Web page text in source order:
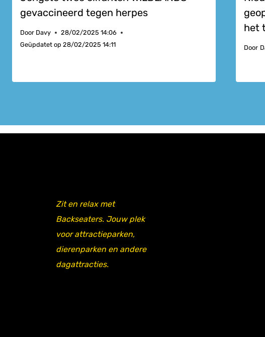
gevaccineerd tegen herpes
Door Davy
28/02/2025 14:06
Geüpdatet op 28/02/2025 14:11
het
Door
Zit en relax met
Backseaters. Jouw plek
voor attractieparken,
dierenparken en andere
dagattracties.